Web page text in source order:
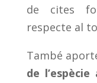
de cites
respecte al
També
de